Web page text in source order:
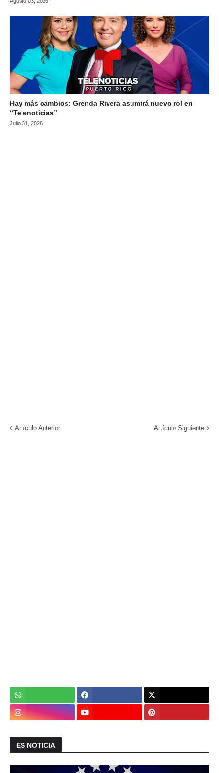
Hay más cambios: Grenda Rivera asumirá nuevo rol en
“Telenoticias”
Julio 31, 2026
Artículo Anterior Artículo Siguiente
ES NOTICIA